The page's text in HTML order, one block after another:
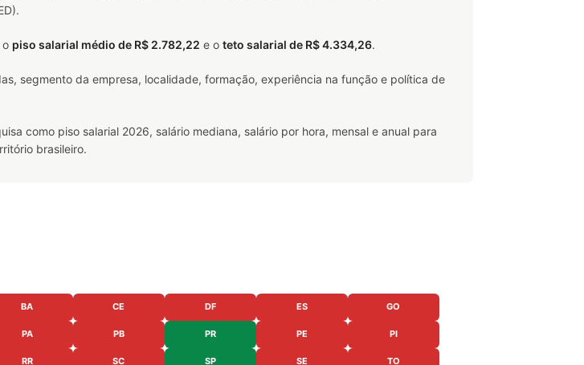
o piso salarial médio de R$ 2.782,22 e o teto salarial de R$ 4.334,26.
segmento da empresa, localidade, formação, experiência na função e política de
como piso salarial 2026, salário mediana, salário por hora, mensal e anual para
brasileiro.
BA CE DF ES GO
PA PB PR PE PI
RR SC SP SE TO